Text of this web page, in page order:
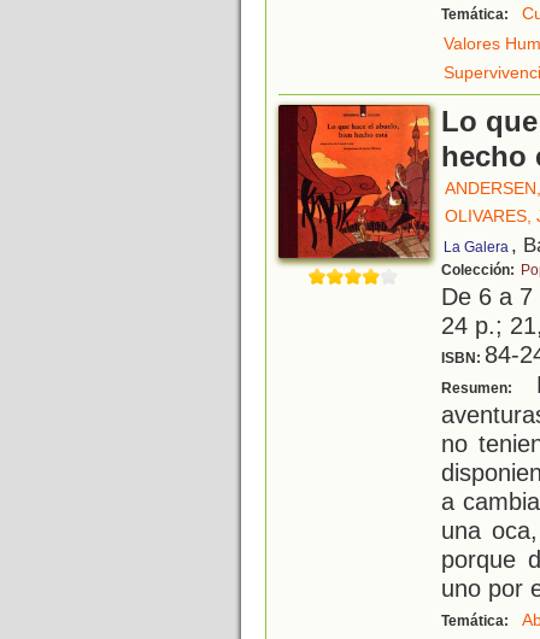
Temática:
Valores
Lo
hecho
OLIVARES,
La Galera ,
Colección:
De 6 a
24 p.;
ISBN: 84-
Resumen:
no
a
una
porque
uno por
Temática: